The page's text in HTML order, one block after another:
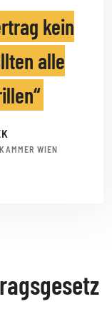
kein
alle
WIEN